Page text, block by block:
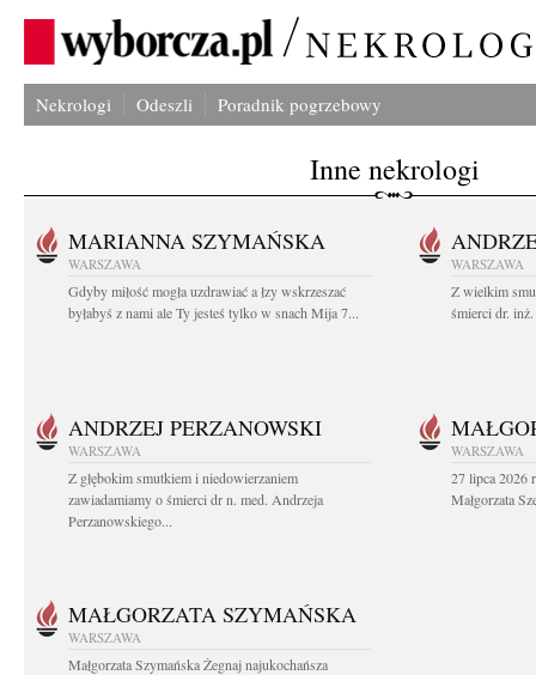
Nekrologi Odeszli Poradnik pogrzebowy
Inne nekrologi
MARIANNA SZYMAŃSKA
WARSZAWA
Gdyby miłość mogła uzdrawiać a łzy wskrzeszać
byłabyś z nami ale Ty jesteś tylko w snach Mija 7...
WARSZAWA
Z wielkim
śmierci dr.
ANDRZEJ PERZANOWSKI
WARSZAWA
Z głębokim smutkiem i niedowierzaniem
zawiadamiamy o śmierci dr n. med. Andrzeja
Perzanowskiego...
WARSZAWA
27 lipca 2026
Małgorzata
MAŁGORZATA SZYMAŃSKA
WARSZAWA
Małgorzata Szymańska Żegnaj najukochańsza